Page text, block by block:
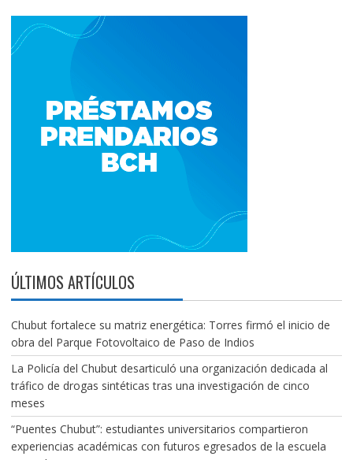
ÚLTIMOS ARTÍCULOS
Chubut fortalece su matriz energética: Torres firmó el inicio de
obra del Parque Fotovoltaico de Paso de Indios
La Policía del Chubut desarticuló una organización dedicada al
tráfico de drogas sintéticas tras una investigación de cinco
meses
“Puentes Chubut”: estudiantes universitarios compartieron
experiencias académicas con futuros egresados de la escuela